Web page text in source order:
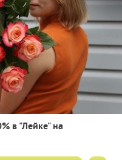
в "Лейке" на